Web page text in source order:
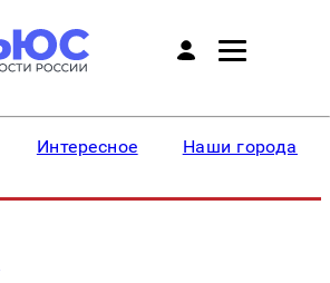
Интересное Наши города